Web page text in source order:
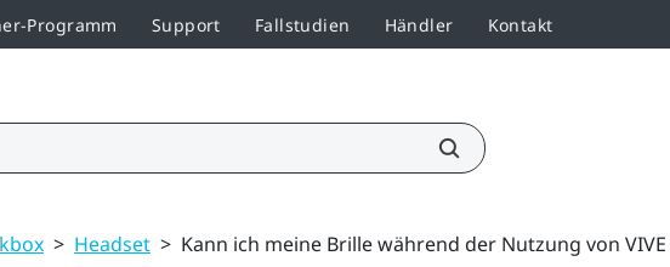
Programm Support Fallstudien Händler Kontakt
> Headset > Kann ich meine Brille während der Nutzung von